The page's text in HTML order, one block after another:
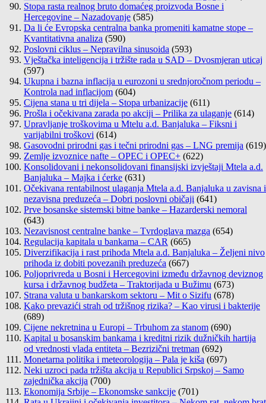
Stopa rasta realnog bruto domaćeg proizvoda Bosne i
Hercegovine – Nazadovanje (585)
Da li će Evropska centralna banka promeniti kamatne stope –
Kvantitativna analiza (590)
Poslovni ciklus – Nepravilna sinusoida (593)
Vještačka inteligencija i tržište rada u SAD – Dvosmjeran uticaj
(597)
Ukupna i bazna inflacija u eurozoni u srednjoročnom periodu –
Kontrola nad inflacijom (604)
Cijena stana u tri dijela – Stopa urbanizacije (611)
Prošla i očekivana zarada po akciji – Prilika za ulaganje (614)
Upravljanje troškovima u Mtelu a.d. Banjaluka – Fiksni i
varijabilni troškovi (614)
Gasovodni prirodni gas i tečni prirodni gas – LNG premija (619)
Zemlje izvoznice nafte – OPEC i OPEC+ (622)
Konsolidovani i nekonsolidovani finansijski izvještaji Mtela a.d.
Banjaluka – Majka i ćerke (631)
Očekivana rentabilnost ulaganja Mtela a.d. Banjaluka u zavisna i
nezavisna preduzeća – Dobri poslovni običaji (641)
Prve bosanske sistemski bitne banke – Hazarderski nemoral
(643)
Nezavisnost centralne banke – Tvrdoglava mazga (654)
Regulacija kapitala u bankama – CAR (665)
Diverzifikacija i rast prihoda Mtela a.d. Banjaluka – Željeni nivo
prihoda iz dobiti povezanih preduzeća (667)
Poljoprivreda u Bosni i Hercegovini između državnog deviznog
kursa i državnog budžeta – Traktorijada u Bužimu (673)
Strana valuta u bankarskom sektoru – Mit o Sizifu (678)
Kako prevazići strah od tržišnog rizika? – Kao virusi i bakterije
(689)
Cijene nekretnina u Europi – Trbuhom za stanom (690)
Kapital u bosanskim bankama i kreditni rizik dužničkih hartija
od vrednosti vlada entiteta – Bezrizični tretman (692)
Monetarna politika i meteorologija – Pala je kiša (697)
Neki uzroci pada tržišta akcija u Republici Srpskoj – Samo
zajednička akcija (700)
Ekonomija Srbije – Ekonomske sankcije (701)